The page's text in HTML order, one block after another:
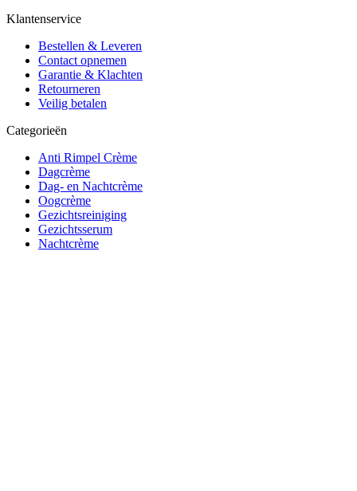
Klantenservice
Bestellen & Leveren
Contact opnemen
Garantie & Klachten
Retourneren
Veilig betalen
Categorieën
Anti Rimpel Crème
Dagcrème
Dag- en Nachtcrème
Oogcrème
Gezichtsreiniging
Gezichtsserum
Nachtcrème